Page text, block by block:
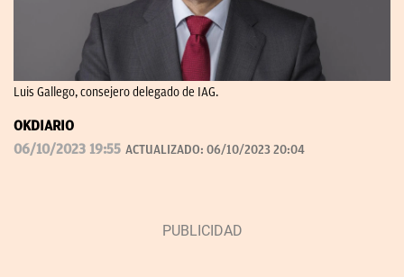
Luis Gallego, consejero delegado de IAG.
OKDIARIO
06/10/2023 19:55 ACTUALIZADO: 06/10/2023 20:04